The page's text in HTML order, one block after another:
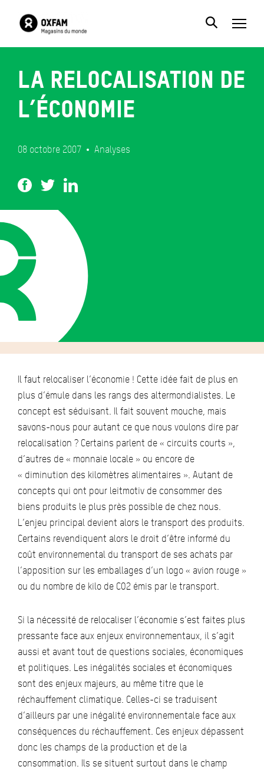
La relocalisation de
l’économie
08 octobre 2007 Analyses
Il faut relocaliser l’économie ! Cette idée fait de plus en
plus d’émule dans les rangs des altermondialistes. Le
concept est séduisant. Il fait souvent mouche, mais
savons-nous pour autant ce que nous voulons dire par
relocalisation ? Certains parlent de « circuits courts »,
d’autres de « monnaie locale » ou encore de
« diminution des kilomètres alimentaires ». Autant de
concepts qui ont pour leitmotiv de consommer des
biens produits le plus près possible de chez nous.
L’enjeu principal devient alors le transport des produits.
Certains revendiquent alors le droit d’être informé du
coût environnemental du transport de ses achats par
l’apposition sur les emballages d’un logo « avion rouge »
ou du nombre de kilo de CO2 émis par le transport.
Si la nécessité de relocaliser l’économie s’est faites plus
pressante face aux enjeux environnementaux, il s’agit
aussi et avant tout de questions sociales, économiques
et politiques. Les inégalités sociales et économiques
sont des enjeux majeurs, au même titre que le
réchauffement climatique. Celles-ci se traduisent
d’ailleurs par une inégalité environnementale face aux
conséquences du réchauffement. Ces enjeux dépassent
donc les champs de la production et de la
consommation. Ils se situent surtout dans le champ